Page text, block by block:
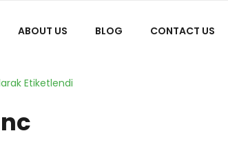
ABOUT US BLOG CONTACT US
Etiketlendi